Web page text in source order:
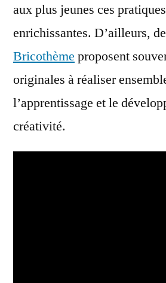
aux plus jeunes ces
enrichissantes. D’ailleurs,
Bricothème proposent
originales à réaliser
l’apprentissage et le
créativité.